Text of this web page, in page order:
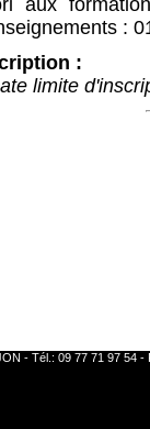
aux
:
:
limite
- Tél.: 09 77 71 97 54